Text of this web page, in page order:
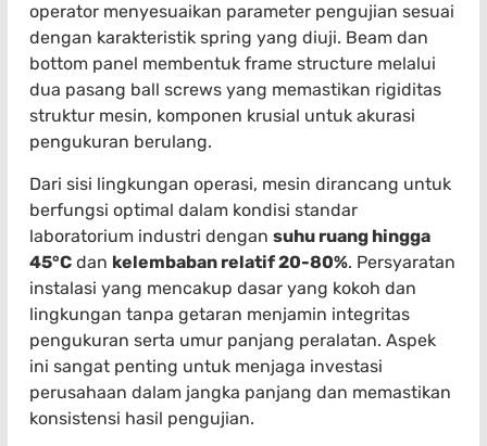
operator menyesuaikan parameter pengujian sesuai
dengan karakteristik spring yang diuji. Beam dan
bottom panel membentuk frame structure melalui
dua pasang ball screws yang memastikan rigiditas
struktur mesin, komponen krusial untuk akurasi
pengukuran berulang.
Dari sisi lingkungan operasi, mesin dirancang untuk
berfungsi optimal dalam kondisi standar
laboratorium industri dengan suhu ruang hingga
45°C dan kelembaban relatif 20-80%. Persyaratan
instalasi yang mencakup dasar yang kokoh dan
lingkungan tanpa getaran menjamin integritas
pengukuran serta umur panjang peralatan. Aspek
ini sangat penting untuk menjaga investasi
perusahaan dalam jangka panjang dan memastikan
konsistensi hasil pengujian.